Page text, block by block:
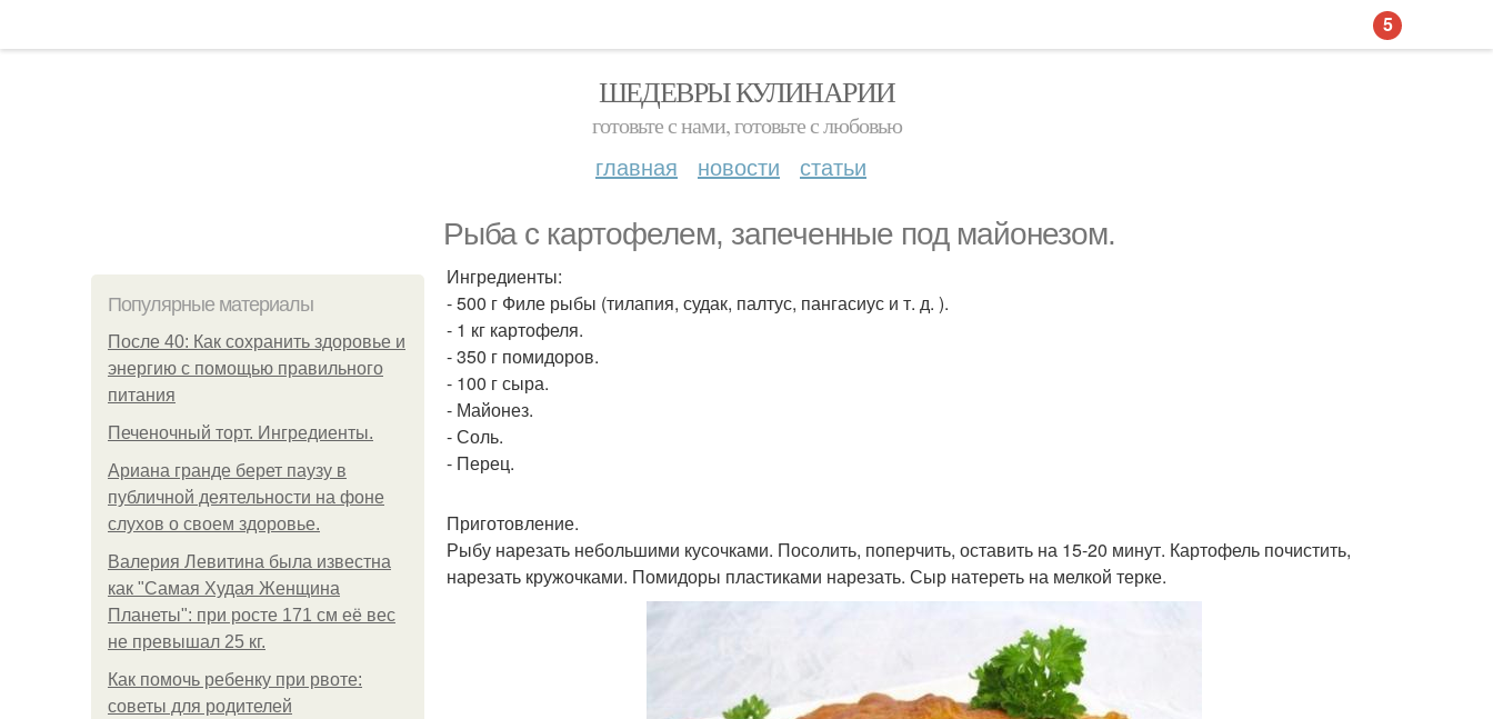
ШЕДЕВРЫ КУЛИНАРИИ
готовьте с нами, готовьте с любовью
главная новости статьи
Рыба с картофелем, запеченные под майонезом.
Популярные материалы
После 40: Как сохранить здоровье и
энергию с помощью правильного
питания
Печеночный торт. Ингредиенты.
Ариана гранде берет паузу в
публичной деятельности на фоне
слухов о своем здоровье.
Валерия Левитина была известна
как "Самая Худая Женщина
Планеты": при росте 171 см её вес
не превышал 25 кг.
Как помочь ребенку при рвоте:
советы для родителей
Ингредиенты:
- 500 г Филе рыбы (тилапия, судак, палтус, пангасиус и т. д. ).
- 1 кг картофеля.
- 350 г помидоров.
- 100 г сыра.
- Майонез.
- Соль.
- Перец.
Приготовление.
Рыбу нарезать небольшими кусочками. Посолить, поперчить, оставить на 15-20 минут. Картофель почистить,
нарезать кружочками. Помидоры пластиками нарезать. Сыр натереть на мелкой терке.
5